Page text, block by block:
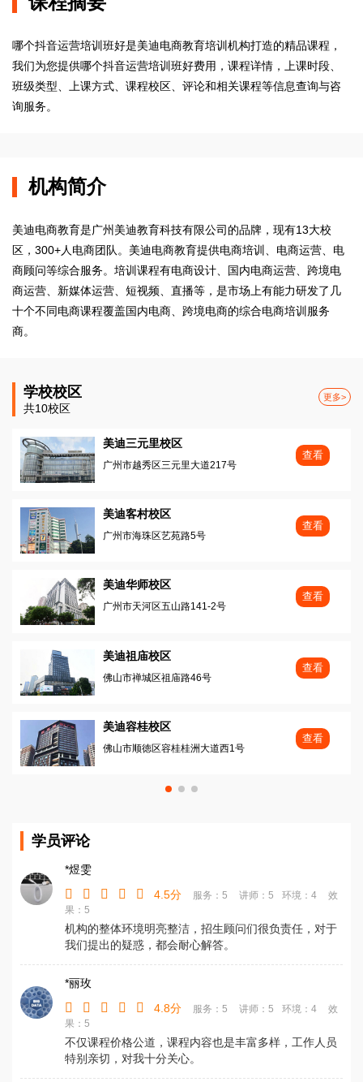
哪个抖音运营培训班好是美迪电商教育培训机构打造的精品课程，
我们为您提供哪个抖音运营培训班好费用，课程详情，上课时段、
班级类型、上课方式、课程校区、评论和相关课程等信息查询与咨
询服务。
机构简介
美迪电商教育是广州美迪教育科技有限公司的品牌，现有13大校
区，300+人电商团队。美迪电商教育提供电商培训、电商运营、电
商顾问等综合服务。培训课程有电商设计、国内电商运营、跨境电
商运营、新媒体运营、短视频、直播等，是市场上有能力研发了几
十个不同电商课程覆盖国内电商、跨境电商的综合电商培训服务
商。
学校校区
共10校区
更多>
美迪三元里校区
广州市越秀区三元里大道217号
查看
美迪客村校区
广州市海珠区艺苑路5号
查看
美迪华师校区
广州市天河区五山路141-2号
查看
美迪祖庙校区
佛山市禅城区祖庙路46号
查看
美迪容桂校区
佛山市顺徳区容桂桂洲大道西1号
查看
学员评论
*煜雯
4.5分
服务：5 讲师：5 环境：4
效
果：5
机构的整体环境明亮整洁，招生顾问们很负责任，对于
我们提出的疑惑，都会耐心解答。
*丽玫
4.8分
服务：5 讲师：5 环境：4
效
果：5
不仅课程价格公道，课程内容也是丰富多样，工作人员
特别亲切，对我十分关心。